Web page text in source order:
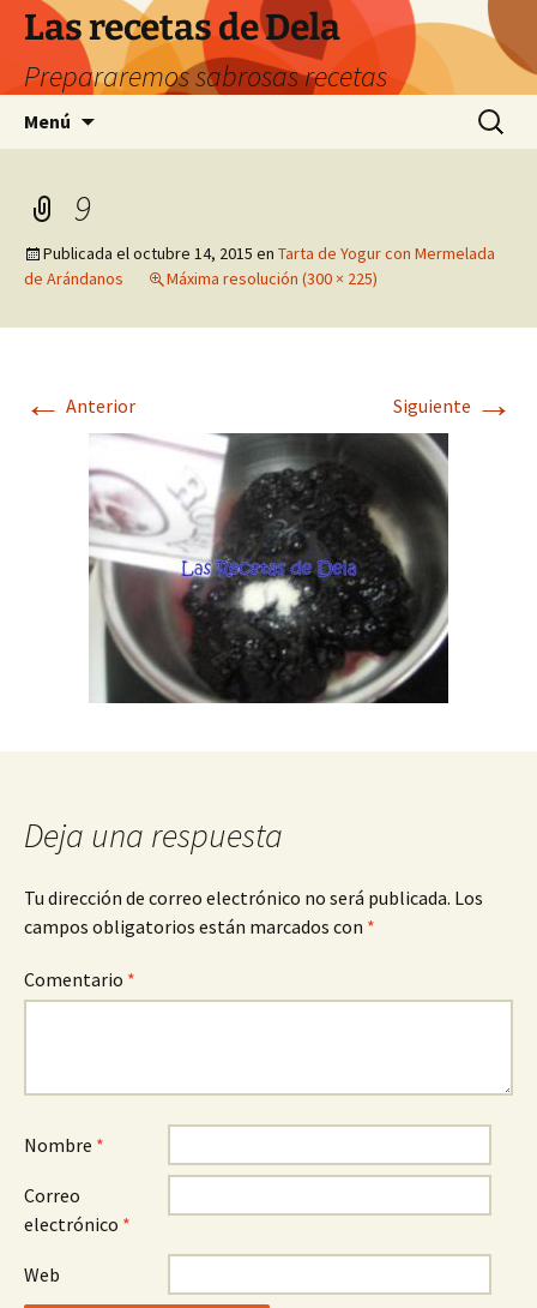
Saltar
contenido
Las recetas de Dela
Prepararemos sabrosas recetas
Menú Buscar:
9
Publicada eloctubre 14, 2015 en Tarta de Yogur con Mermelada
de Arándanos
Máxima resolución (300 × 225)
← Anterior Siguiente →
Deja una respuesta
Tu dirección de correo electrónico no será publicada. Los
campos obligatorios están marcados con *
Comentario *
Nombre *
Correo
electrónico *
Web